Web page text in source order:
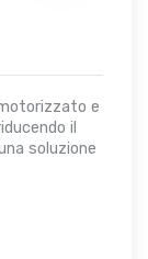
e
il
soluzione